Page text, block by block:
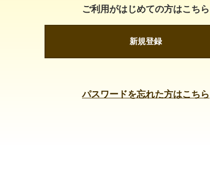
ご利用がはじめての方はこちら
新規登録
パスワードを忘れた方はこちら